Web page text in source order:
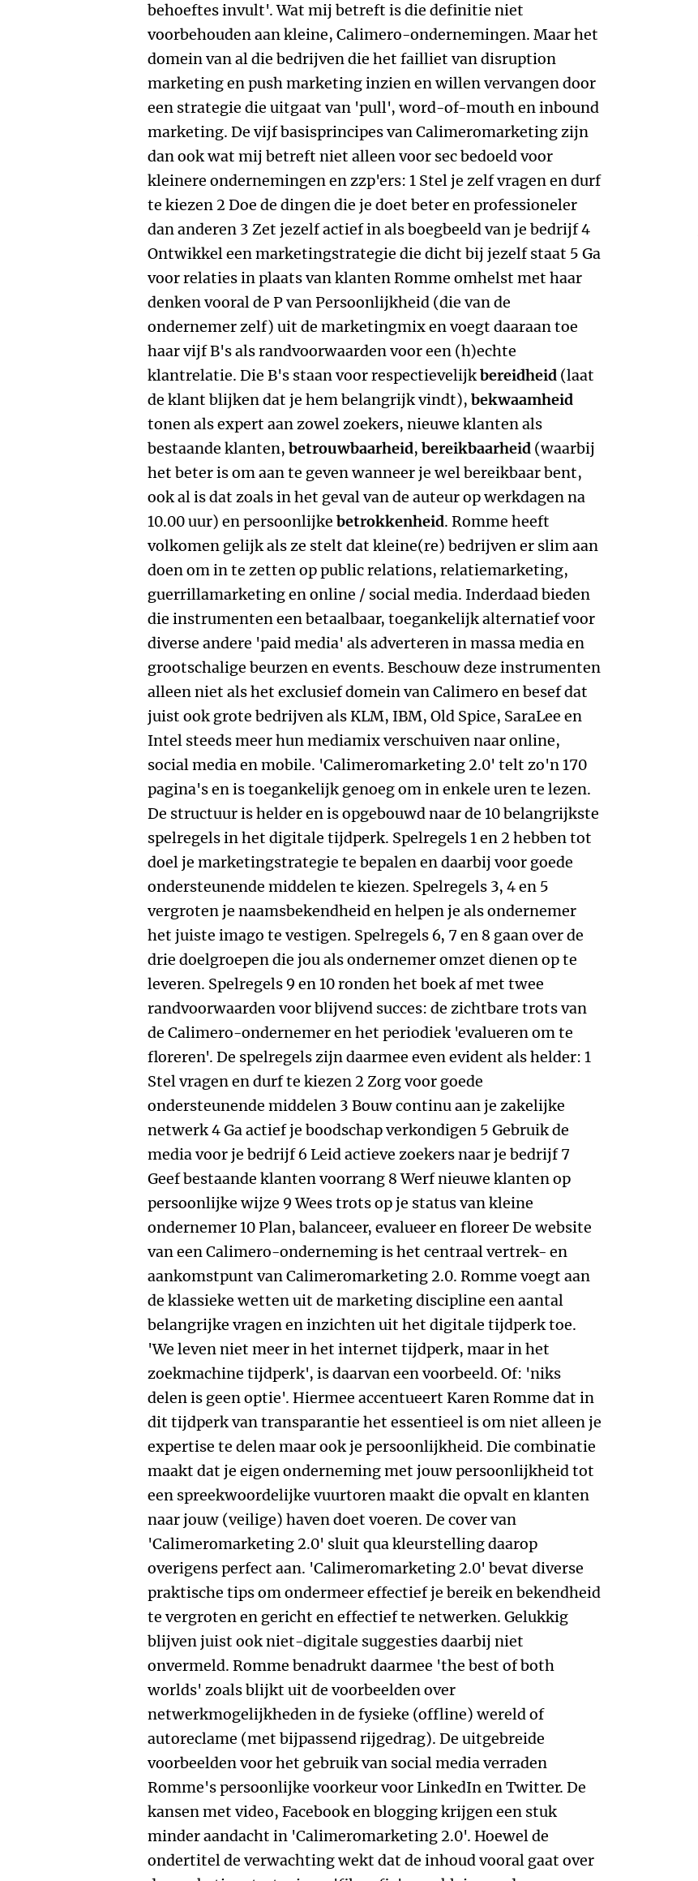
behoeftes invult'. Wat mij betreft is die definitie niet
voorbehouden aan kleine, Calimero-ondernemingen. Maar het
domein van al die bedrijven die het failliet van disruption
marketing en push marketing inzien en willen vervangen door
een strategie die uitgaat van 'pull', word-of-mouth en inbound
marketing. De vijf basisprincipes van Calimeromarketing zijn
dan ook wat mij betreft niet alleen voor sec bedoeld voor
kleinere ondernemingen en zzp'ers: 1 Stel je zelf vragen en durf
te kiezen 2 Doe de dingen die je doet beter en professioneler
dan anderen 3 Zet jezelf actief in als boegbeeld van je bedrijf 4
Ontwikkel een marketingstrategie die dicht bij jezelf staat 5 Ga
voor relaties in plaats van klanten Romme omhelst met haar
denken vooral de P van Persoonlijkheid (die van de
ondernemer zelf) uit de marketingmix en voegt daaraan toe
haar vijf B's als randvoorwaarden voor een (h)echte
klantrelatie. Die B's staan voor respectievelijkbereidheid (laat
de klant blijken dat je hem belangrijk vindt), bekwaamheid
tonen als expert aan zowel zoekers, nieuwe klanten als
bestaande klanten, betrouwbaarheid, bereikbaarheid (waarbij
het beter is om aan te geven wanneer je wel bereikbaar bent,
ook al is dat zoals in het geval van de auteur op werkdagen na
10.00 uur) en persoonlijke betrokkenheid. Romme heeft
volkomen gelijk als ze stelt dat kleine(re) bedrijven er slim aan
doen om in te zetten op public relations, relatiemarketing,
guerrillamarketing en online / social media. Inderdaad bieden
die instrumenten een betaalbaar, toegankelijk alternatief voor
diverse andere 'paid media' als adverteren in massa media en
grootschalige beurzen en events. Beschouw deze instrumenten
alleen niet als het exclusief domein van Calimero en besef dat
juist ook grote bedrijven als KLM, IBM, Old Spice, SaraLee en
Intel steeds meer hun mediamix verschuiven naar online,
social media en mobile. 'Calimeromarketing 2.0' telt zo'n 170
pagina's en is toegankelijk genoeg om in enkele uren te lezen.
De structuur is helder en is opgebouwd naar de 10 belangrijkste
spelregels in het digitale tijdperk. Spelregels 1 en 2 hebben tot
doel je marketingstrategie te bepalen en daarbij voor goede
ondersteunende middelen te kiezen. Spelregels 3, 4 en 5
vergroten je naamsbekendheid en helpen je als ondernemer
het juiste imago te vestigen. Spelregels 6, 7 en 8 gaan over de
drie doelgroepen die jou als ondernemer omzet dienen op te
leveren. Spelregels 9 en 10 ronden het boek af met twee
randvoorwaarden voor blijvend succes: de zichtbare trots van
de Calimero-ondernemer en het periodiek 'evalueren om te
floreren'. De spelregels zijn daarmee even evident als helder: 1
Stel vragen en durf te kiezen 2 Zorg voor goede
ondersteunende middelen 3 Bouw continu aan je zakelijke
netwerk 4 Ga actief je boodschap verkondigen 5 Gebruik de
media voor je bedrijf 6 Leid actieve zoekers naar je bedrijf 7
Geef bestaande klanten voorrang 8 Werf nieuwe klanten op
persoonlijke wijze 9 Wees trots op je status van kleine
ondernemer 10 Plan, balanceer, evalueer en floreer De website
van een Calimero-onderneming is het centraal vertrek- en
aankomstpunt van Calimeromarketing 2.0. Romme voegt aan
de klassieke wetten uit de marketing discipline een aantal
belangrijke vragen en inzichten uit het digitale tijdperk toe.
'We leven niet meer in het internet tijdperk, maar in het
zoekmachine tijdperk', is daarvan een voorbeeld. Of: 'niks
delen is geen optie'. Hiermee accentueert Karen Romme dat in
dit tijdperk van transparantie het essentieel is om niet alleen je
expertise te delen maar ook je persoonlijkheid. Die combinatie
maakt dat je eigen onderneming met jouw persoonlijkheid tot
een spreekwoordelijke vuurtoren maakt die opvalt en klanten
naar jouw (veilige) haven doet voeren. De cover van
'Calimeromarketing 2.0' sluit qua kleurstelling daarop
overigens perfect aan. 'Calimeromarketing 2.0' bevat diverse
praktische tips om ondermeer effectief je bereik en bekendheid
te vergroten en gericht en effectief te netwerken. Gelukkig
blijven juist ook niet-digitale suggesties daarbij niet
onvermeld. Romme benadrukt daarmee 'the best of both
worlds' zoals blijkt uit de voorbeelden over
netwerkmogelijkheden in de fysieke (offline) wereld of
autoreclame (met bijpassend rijgedrag). De uitgebreide
voorbeelden voor het gebruik van social media verraden
Romme's persoonlijke voorkeur voor LinkedIn en Twitter. De
kansen met video, Facebook en blogging krijgen een stuk
minder aandacht in 'Calimeromarketing 2.0'. Hoewel de
ondertitel de verwachting wekt dat de inhoud vooral gaat over